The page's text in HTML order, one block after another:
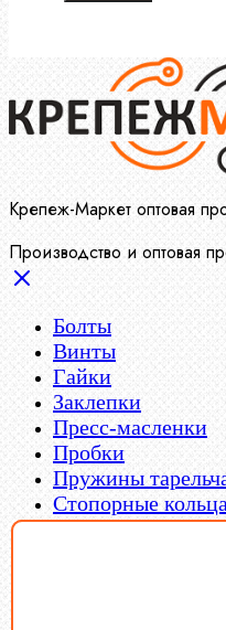
Крепеж-Маркет оптовая
Производство и оптовая
Болты
Винты
Гайки
Заклепки
Пресс-масленки
Пробки
Пружины
Стопорные кольца
Такелаж